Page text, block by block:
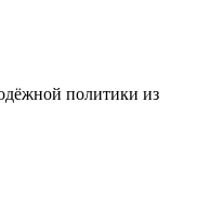
политики из